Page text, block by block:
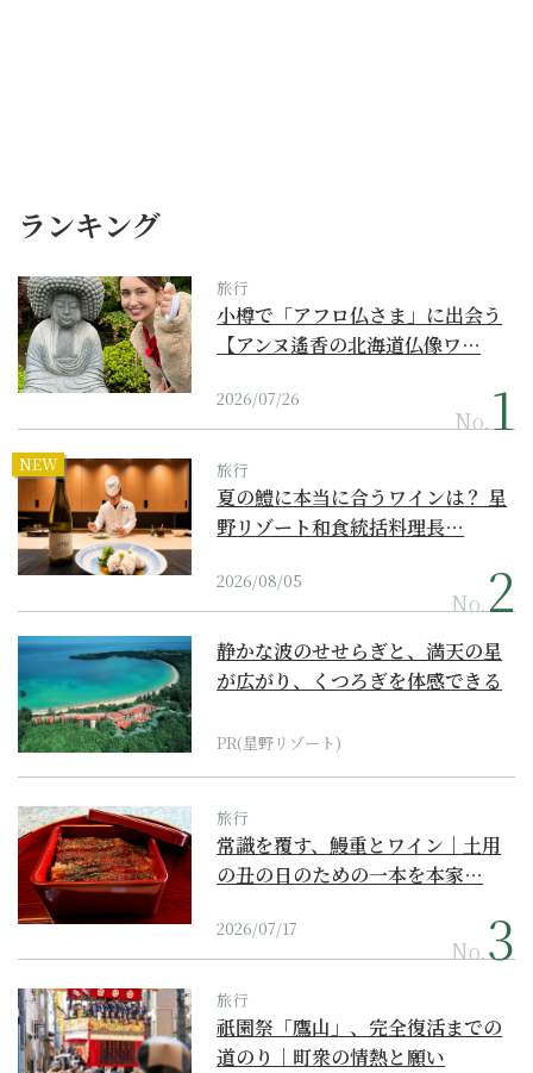
ランキング
旅行
小樽で「アフロ仏さま」に出会う
【アンヌ遙香の北海道仏像ワ…
2026/07/26
No.
NEW 旅行
夏の鱧に本当に合うワインは？ 星
野リゾート和食統括料理長…
2026/08/05
No.
静かな波のせせらぎと、満天の星
が広がり、くつろぎを体感できる
PR(星野リゾート)
旅行
常識を覆す、鰻重とワイン｜土用
の丑の日のための一本を本家…
2026/07/17
No.
旅行
祇園祭「鷹山」、完全復活までの
道のり｜町衆の情熱と願い